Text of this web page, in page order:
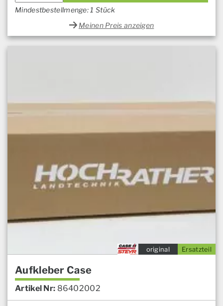
Mindestbestellmenge: 1 Stück
Meinen Preis anzeigen
Ersatzteil
original
Aufkleber Case
Artikel Nr: 86402002